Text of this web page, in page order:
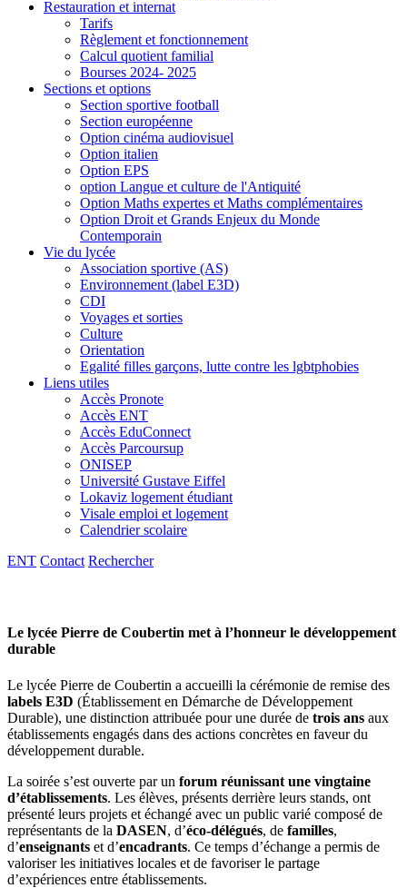
Restauration et internat
Tarifs
Règlement et fonctionnement
Calcul quotient familial
Bourses 2024- 2025
Sections et options
Section sportive football
Section européenne
Option cinéma audiovisuel
Option italien
Option EPS
option Langue et culture de l'Antiquité
Option Maths expertes et Maths complémentaires
Option Droit et Grands Enjeux du Monde
Contemporain
Vie du lycée
Association sportive (AS)
Environnement (label E3D)
CDI
Voyages et sorties
Culture
Orientation
Egalité filles garçons, lutte contre les lgbtphobies
Liens utiles
Accès Pronote
Accès ENT
Accès EduConnect
Accès Parcoursup
ONISEP
Université Gustave Eiffel
Lokaviz logement étudiant
Visale emploi et logement
Calendrier scolaire
ENT Contact Rechercher
Le lycée Pierre de Coubertin met à l’honneur le développement
durable
Le lycée Pierre de Coubertin a accueilli la cérémonie de remise des
labels E3D (Établissement en Démarche de Développement
Durable), une distinction attribuée pour une durée de trois ans aux
établissements engagés dans des actions concrètes en faveur du
développement durable.
La soirée s’est ouverte par un forum réunissant une vingtaine
d’établissements. Les élèves, présents derrière leurs stands, ont
présenté leurs projets et échangé avec un public varié composé de
représentants de la DASEN, d’éco-délégués, de familles,
d’enseignants et d’encadrants. Ce temps d’échange a permis de
valoriser les initiatives locales et de favoriser le partage
d’expériences entre établissements.